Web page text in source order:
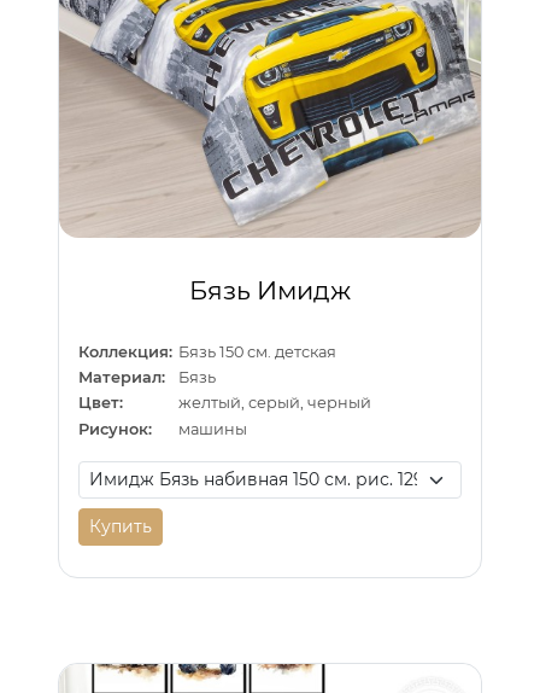
Бязь Имидж
Коллекция: Бязь 150 см. детская
Материал:
Бязь
Цвет:
желтый, серый, черный
Рисунок:
машины
Купить